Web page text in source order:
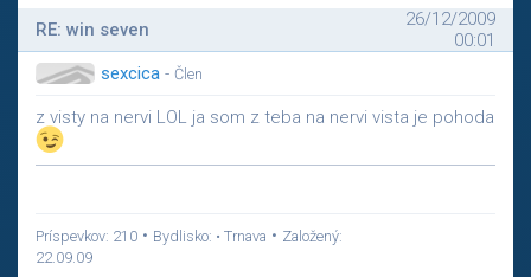
RE: win seven
26/12/2009
00:01
sexcica - Člen
z visty na nervi LOL ja som z teba na nervi vista je pohoda
Príspevkov: 210 • Bydlisko: • Trnava • Založený:
22.09.09